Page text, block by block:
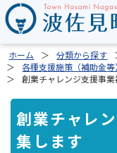
ホーム 分類から探す
各種支援施策（補助金等
創業チャレンジ支援事
創業チャレ
集します